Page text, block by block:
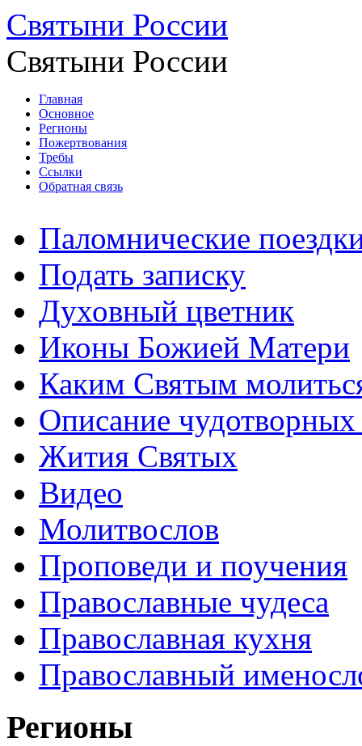
Святыни России
Святыни России
Главная
Основное
Регионы
Пожертвования
Требы
Ссылки
Обратная связь
Паломнические
Подать записку
Духовный цветник
Иконы Божией Матери
Каким Святым
Описание
Жития Святых
Видео
Молитвослов
Проповеди и поучения
Православные чудеса
Православная кухня
Православный
Регионы